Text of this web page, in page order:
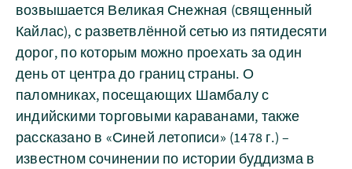
возвышается Великая Снежная (священный
Кайлас), с разветвлённой сетью из пятидесяти
дорог, по которым можно проехать за один
день от центра до границ страны. О
паломниках, посещающих Шамбалу с
индийскими торговыми караванами, также
рассказано в «Синей летописи» (1478 г.) –
известном сочинении по истории буддизма в